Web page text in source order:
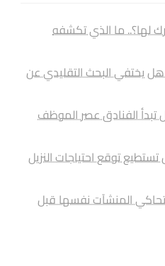
لها؟.. ما الذي تكشفه
هل يختفي البحث التقليدي عن
تبدأ الفنادق عصر الموظف
توقع احتياجات النزيل
المنشآت نفسها قبل